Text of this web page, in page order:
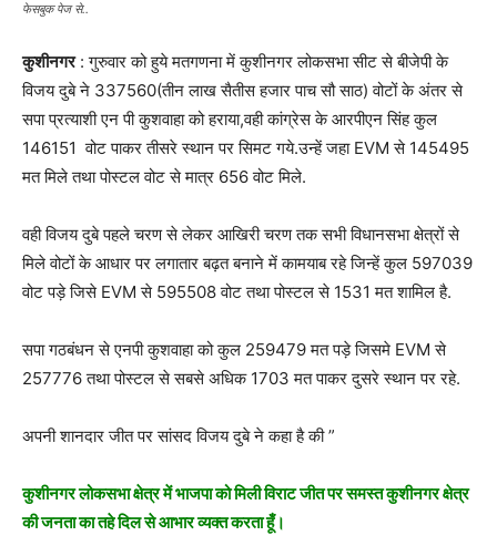
फेसबुक पेज से..
कुशीनगर: गुरुवार को हुये मतगणना में कुशीनगर लोकसभा सीट से बीजेपी के
विजय दुबे ने 337560(तीन लाख सैतीस हजार पाच सौ साठ) वोटों के अंतर से
सपा प्रत्याशी एन पी कुशवाहा को हराया,वही कांग्रेस के आरपीएन सिंह कुल
146151 वोट पाकर तीसरे स्थान पर सिमट गये.उन्हें जहा EVM से 145495
मत मिले तथा पोस्टल वोट से मात्र 656 वोट मिले.
वही विजय दुबे पहले चरण से लेकर आखिरी चरण तक सभी विधानसभा क्षेत्रों से
मिले वोटों के आधार पर लगातार बढ़त बनाने में कामयाब रहे जिन्हें कुल 597039
वोट पड़े जिसे EVM से 595508 वोट तथा पोस्टल से 1531 मत शामिल है.
सपा गठबंधन से एनपी कुशवाहा को कुल 259479 मत पड़े जिसमे EVM से
257776 तथा पोस्टल से सबसे अधिक 1703 मत पाकर दुसरे स्थान पर रहे.
अपनी शानदार जीत पर सांसद विजय दुबे ने कहा है की ”
कुशीनगर लोकसभा क्षेत्र में भाजपा को मिली विराट जीत पर समस्त कुशीनगर क्षेत्र
की जनता का तहे दिल से आभार व्यक्त करता हूँ।